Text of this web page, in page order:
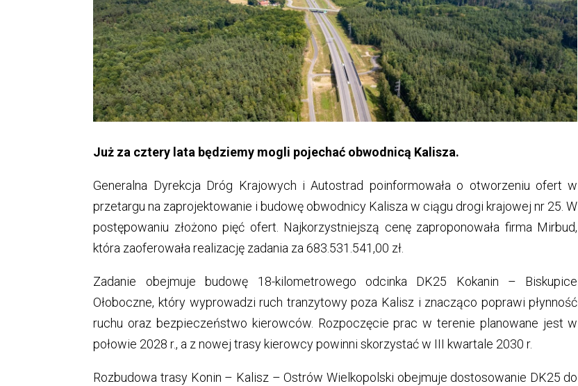
Już za cztery lata będziemy mogli pojechać obwodnicą Kalisza.
Generalna Dyrekcja Dróg Krajowych i Autostrad poinformowała o otworzeniu ofert w
przetargu na zaprojektowanie i budowę obwodnicy Kalisza w ciągu drogi krajowej nr 25. W
postępowaniu złożono pięć ofert. Najkorzystniejszą cenę zaproponowała firma Mirbud,
która zaoferowała realizację zadania za 683.531.541,00 zł.
Zadanie obejmuje budowę 18-kilometrowego odcinka DK25 Kokanin – Biskupice
Ołoboczne, który wyprowadzi ruch tranzytowy poza Kalisz i znacząco poprawi płynność
ruchu oraz bezpieczeństwo kierowców. Rozpoczęcie prac w terenie planowane jest w
połowie 2028 r., a z nowej trasy kierowcy powinni skorzystać w III kwartale 2030 r.
Rozbudowa trasy Konin – Kalisz – Ostrów Wielkopolski obejmuje dostosowanie DK25 do